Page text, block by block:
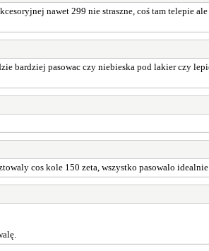
nawet 299 nie straszne, coś tam telepie ale
bardziej pasowac czy niebieska pod lakier czy
cos kole 150 zeta, wszystko pasowalo idealnie